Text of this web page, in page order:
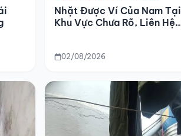
Nhặt Được Ví Của Nam Tại
Khu Vực Chưa Rõ, Liên Hệ
02/08/2026